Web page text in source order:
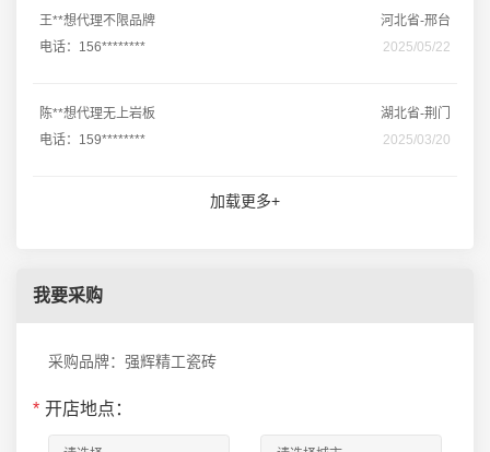
王**想代理不限品牌
河北省-邢台
电话：156********
2025/05/22
陈**想代理无上岩板
湖北省-荆门
电话：159********
2025/03/20
加载更多+
我要采购
采购品牌：强辉精工瓷砖
* 开店地点：